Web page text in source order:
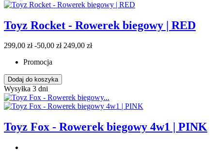
Toyz Rocket - Rowerek biegowy | RED
299,00 zł -50,00 zł 249,00 zł
Promocja
Dodaj do koszyka
Wysyłka 3 dni
Toyz Fox - Rowerek biegowy 4w1 | PINK